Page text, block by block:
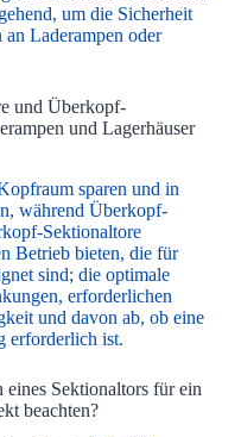
um die Sicherheit
Laderampen oder
und Überkopf-
und Lagerhäuser
sparen und in
während Überkopf-
Sektionaltore
Betrieb bieten, die für
sind; die optimale
erforderlichen
und davon ab, ob eine
erforderlich ist.
Sektionaltors für ein
beachten?